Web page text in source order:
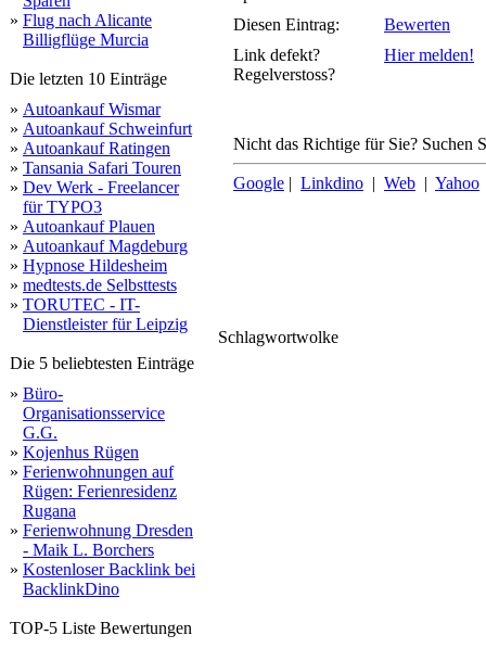
» Flug nach Alicante
Billigflüge Murcia
Die letzten 10 Einträge
» Autoankauf Wismar
» Autoankauf Schweinfurt
» Autoankauf Ratingen
» Tansania Safari Touren
» Dev Werk - Freelancer
für TYPO3
» Autoankauf Plauen
» Autoankauf Magdeburg
» Hypnose Hildesheim
» medtests.de Selbsttests
» TORUTEC - IT-
Dienstleister für Leipzig
Die 5 beliebtesten Einträge
» Büro-
Organisationsservice
G.G.
» Kojenhus Rügen
» Ferienwohnungen auf
Rügen: Ferienresidenz
Rugana
» Ferienwohnung Dresden
- Maik L. Borchers
» Kostenloser Backlink bei
BacklinkDino
TOP-5 Liste Bewertungen
Diesen Eintrag:
Bewerten
Link defekt?
Regelverstoss?
Hier melden!
Nicht das Richtige für Sie? Suchen
Google | Linkdino | Web | Yahoo
Schlagwortwolke